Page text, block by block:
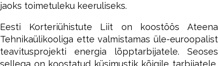
jaoks toimetuleku keeruliseks.
Eesti Korteriühistute Liit on koostöös Ateena
Tehnikaülikooliga ette valmistamas üle-euroopalist
teavitusprojekti energia lõpptarbijatele. Seoses